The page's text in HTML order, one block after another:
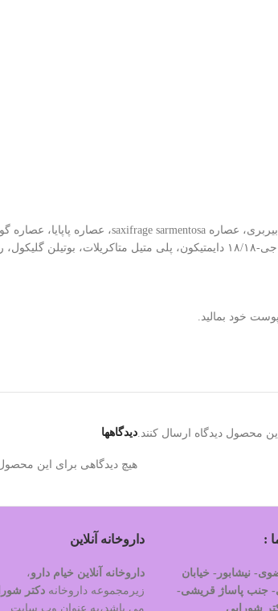
دیدگاهها
هیچ دیدگاهی برای این
محصول دیدگاه ارسال کنند.
:
نیشابور- خیابان
جنب پاساژ قریشی-
شورابی
داروخانه آنلاین
داروخانه آنلاین خیام دارو،
زیرمجموعه داروخانه دکتر
می باشد،به عنوان وب سایت